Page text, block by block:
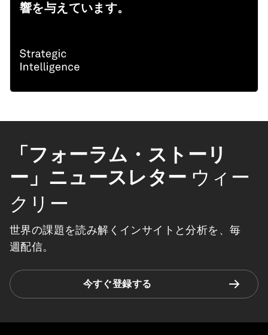
響を与えています。
「フォーラム・ストーリ
ー」ニュースレター ウィー
クリー
世界の課題を読み解くインサイトと分析を、毎
週配信。
今すぐ登録する